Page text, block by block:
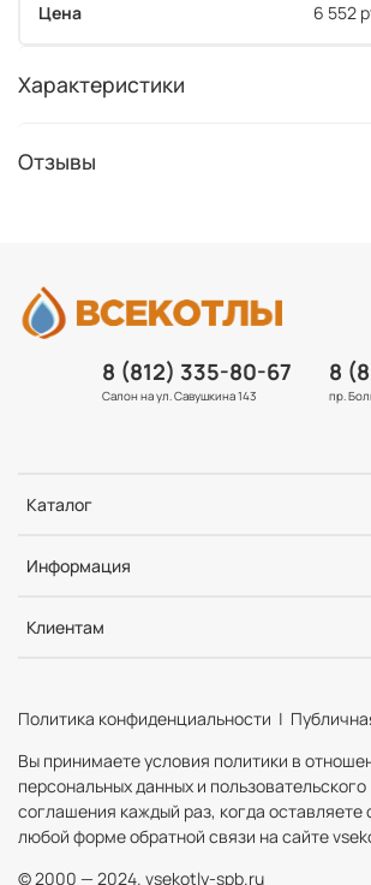
Цена
6 552
Характеристики
Отзывы
Каталог
Информация
Клиентам
8 (812) 335-80-67
Салон на ул. Савушкина 143
8
пр.
Политика конфиденциальности |
Вы принимаете условия политики в
персональных данных и пользовательского
соглашения каждый раз, когда оставляете
любой форме обратной связи на сайте
© 2000 — 2024. vsekotly-spb.ru